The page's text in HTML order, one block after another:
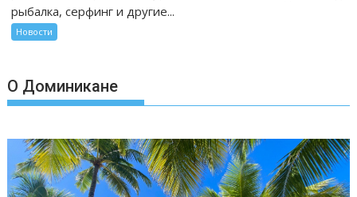
рыбалка, серфинг и другие...
Новости
О Доминикане